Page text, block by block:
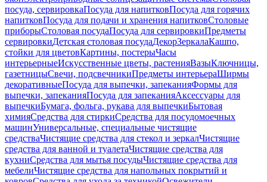
посуда, сервировкаПосуда для напитковПосуда для горячих
напитковПосуда для подачи и хранения напитковСтоловые
приборыСтоловая посудаПосуда для сервировкиПредметы
сервировкиДетская столовая посудаДекорЗеркалаКашпо,
стойки для цветовКартины, постерыЧасы
интерьерныеИскусственные цветы, растенияВазыКлючницы,
газетницыСвечи, подсвечникиПредметы интерьераШирмы
декоративныеПосуда для выпечки, запеканияФормы для
выпечки, запеканияПосуда для запеканияАксессуары для
выпечкиБумага, фольга, рукава для выпечкиБытовая
химияСредства для стиркиСредства для посудомоечных
машинУниверсальные, специальные чистящие
средстваЧистящие средства для стекол и зеркалЧистящие
средства для ванной и туалетаЧистящие средства для
кухниСредства для мытья посудыЧистящие средства для
мебелиЧистящие средства для напольных покрытий и